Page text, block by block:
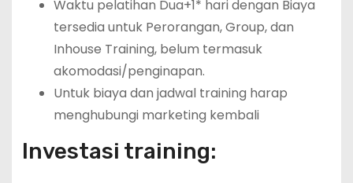
Waktu pelatihan Dua+1* hari dengan Biaya
tersedia untuk Perorangan, Group, dan
Inhouse Training, belum termasuk
akomodasi/penginapan.
Untuk biaya dan jadwal training harap
menghubungi marketing kembali
Investasi training: